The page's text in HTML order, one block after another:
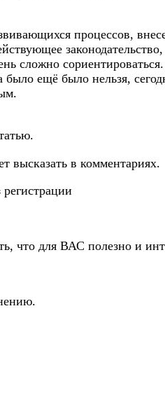
процессов,
законодательство,
сложно сориентироваться.
было ещё было нельзя,
высказать в комментариях.
что для ВАС полезно и